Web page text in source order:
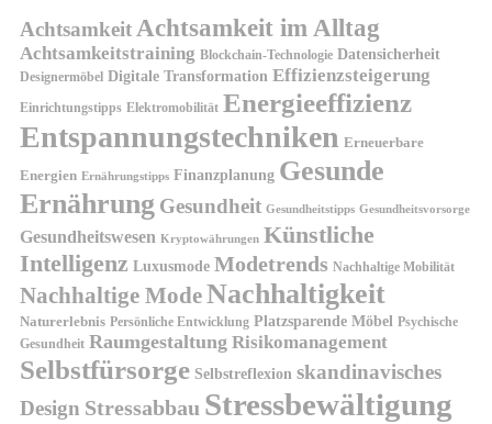
AchtsamkeitAchtsamkeit im Alltag
Achtsamkeitstraining Blockchain-Technologie Datensicherheit
Designermöbel Digitale Transformation Effizienzsteigerung
Einrichtungstipps Elektromobilität Energieeffizienz
Entspannungstechniken Erneuerbare
Energien Ernährungstipps Finanzplanung Gesunde
Ernährung Gesundheit Gesundheitstipps Gesundheitsvorsorge
Gesundheitswesen Kryptowährungen Künstliche
Intelligenz Luxusmode Modetrends Nachhaltige Mobilität
Nachhaltige ModeNachhaltigkeit
Naturerlebnis Persönliche Entwicklung Platzsparende Möbel Psychische
Gesundheit Raumgestaltung Risikomanagement
Selbstfürsorge Selbstreflexion skandinavisches
Design Stressabbau Stressbewältigung